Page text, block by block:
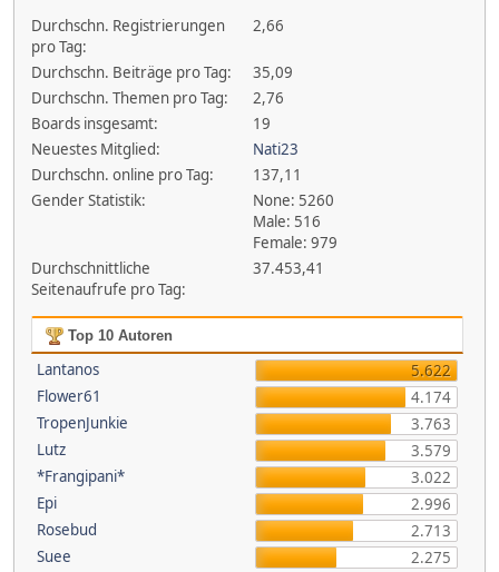
Durchschn. Registrierungen
pro Tag:
2,66
Durchschn. Beiträge pro Tag:
35,09
Durchschn. Themen pro Tag:
2,76
Boards insgesamt:
19
Neuestes Mitglied:
Nati23
Durchschn. online pro Tag:
137,11
Gender Statistik:
None: 5260
Male: 516
Female: 979
Durchschnittliche
Seitenaufrufe pro Tag:
37.453,41
Top 10 Autoren
Lantanos
5.622
Flower61
4.174
TropenJunkie
3.763
Lutz
3.579
*Frangipani*
3.022
Epi
2.996
Rosebud
2.713
Suee
2.275